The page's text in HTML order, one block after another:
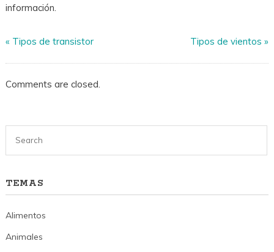
información.
« Tipos de transistor Tipos de vientos »
Comments are closed.
TEMAS
Alimentos
Animales